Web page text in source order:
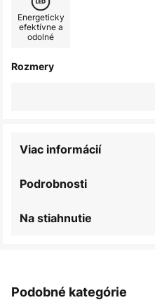
Energeticky
efektívne a
odolné
Rozmery
Podrobnosti
Viac informácií
Na stiahnutie
Podobné kategórie